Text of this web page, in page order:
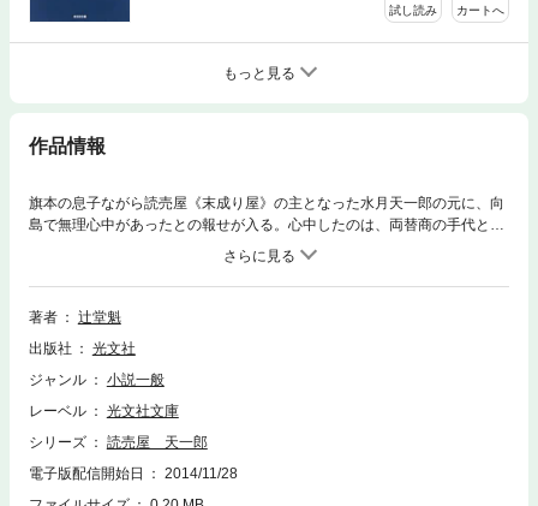
試し読み カートへ
もっと見る
作品情報
旗本の息子ながら読売屋《末成り屋》の主となった水月天一郎の元に、向
島で無理心中があったとの報せが入る。心中したのは、両替商の手代と御
家人の娘。調べ始めた天一郎の脳裏に疑念が浮かぶ。なぜ2人は心中をし
なければならなかったのか。謎を追う天一郎たちに刺客が迫る。人気急上
昇中の著者、渾身の痛快シリーズ第4弾。正義の筆と華麗なる剣が「悪」
を断つ！
著者
辻堂魁
出版社
光文社
ジャンル
小説一般
レーベル
光文社文庫
シリーズ
読売屋 天一郎
電子版配信開始日
2014/11/28